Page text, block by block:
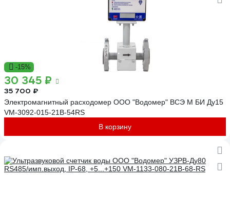
-15%
30 345 ₽
35 700 ₽
Электромагнитный расходомер ООО "Водомер" ВСЭ М БИ Ду15
VM-3092-015-21B-54RS
В корзину